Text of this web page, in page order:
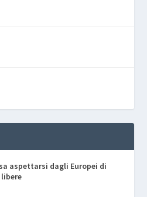
aspettarsi dagli Europei di